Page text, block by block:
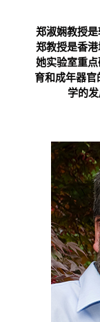
郑淑娴教授是
郑教授是香港
她实验室重
育和成年器
学的